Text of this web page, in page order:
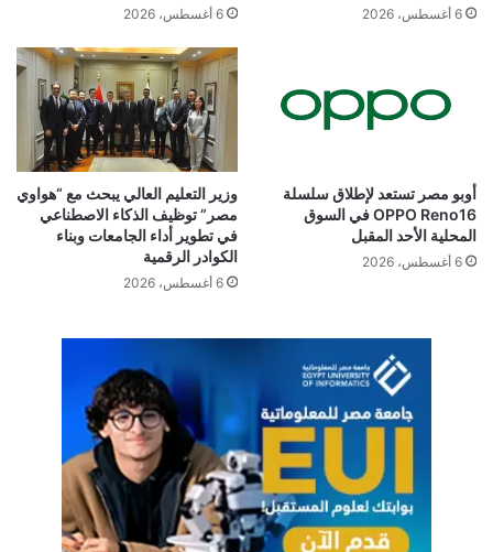
كما هنأ مهران جامعة مصر للعلوم والتكنولوجيا وجميع الجامعات
مدار مراحل المسابقة، والابتكارات التي كشفت عنها، الأمر الذي يؤكد
الدور الحيوي المستمر الذي تلعبه اورنچ بالتعاون مع شركائها
التنمويين في تمكين الشباب وتعزيز الابتكار.
جامعة مصر للعلوم والتكنولوجيا هشام مهران
6 أغسطس، 2026 6 أغسطس، 2026
أوبو مصر تستعد لإطلاق سلسلة
OPPO Reno16 في السوق
المحلية الأحد المقبل
6 أغسطس، 2026
وزير التعليم العالي يبحث مع “هواوي
مصر” توظيف الذكاء الاصطناعي
في تطوير أداء الجامعات وبناء
الكوادر الرقمية
6 أغسطس، 2026